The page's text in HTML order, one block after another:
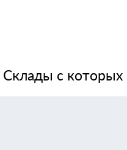
на отопление стали ниже
Склады с